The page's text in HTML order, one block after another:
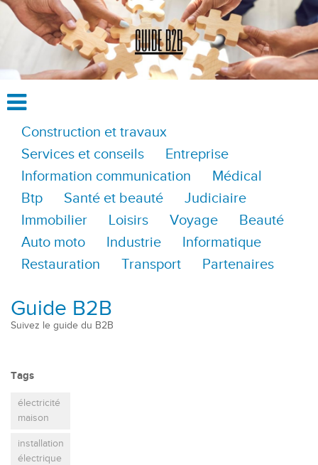
Construction et travaux
Services et conseils
Entreprise
Information communication
Médical
Btp
Santé et beauté
Judiciaire
Immobilier
Loisirs Voyage
Beauté
Auto moto
Industrie
Informatique
Restauration
Transport Partenaires
Guide B2B
Suivez le guide du B2B
Tags
électricité
maison
installation
électrique